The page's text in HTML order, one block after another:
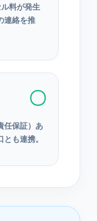
料が発生
連絡を推
〇
任保証）あ
も連携。